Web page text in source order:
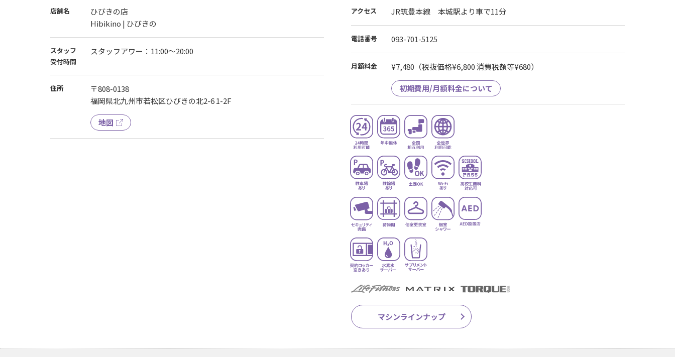
店舗名
ひびきの店
Hibikino | ひびきの
スタッフ
受付時間
スタッフアワー：11:00〜20:00
住所
〒808-0138
福岡県北九州市若松区ひびきの北2-6 1-2F
地図
アクセス JR筑豊本線 本城駅より車で11分
電話番号 093-701-5125
月額料金 ¥7,480 （税抜価格¥6,800 消費税額等¥680）
初期費用/月額料金について
マシンラインナップ